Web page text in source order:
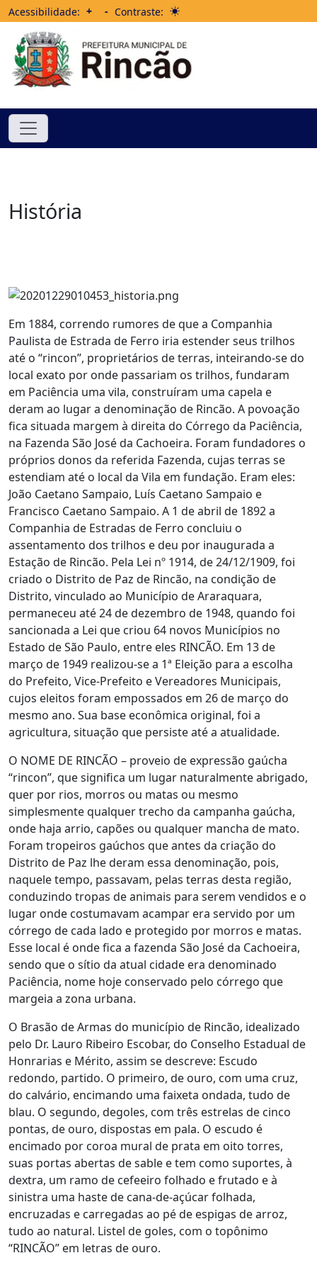
Acessibilidade: + - Contraste:
História
Em 1884, correndo rumores de que a Companhia
Paulista de Estrada de Ferro iria estender seus trilhos
até o “rincon”, proprietários de terras, inteirando-se do
local exato por onde passariam os trilhos, fundaram
em Paciência uma vila, construíram uma capela e
deram ao lugar a denominação de Rincão. A povoação
fica situada margem à direita do Córrego da Paciência,
na Fazenda São José da Cachoeira. Foram fundadores o
próprios donos da referida Fazenda, cujas terras se
estendiam até o local da Vila em fundação. Eram eles:
João Caetano Sampaio, Luís Caetano Sampaio e
Francisco Caetano Sampaio. A 1 de abril de 1892 a
Companhia de Estradas de Ferro concluiu o
assentamento dos trilhos e deu por inaugurada a
Estação de Rincão. Pela Lei nº 1914, de 24/12/1909, foi
criado o Distrito de Paz de Rincão, na condição de
Distrito, vinculado ao Município de Araraquara,
permaneceu até 24 de dezembro de 1948, quando foi
sancionada a Lei que criou 64 novos Municípios no
Estado de São Paulo, entre eles RINCÃO. Em 13 de
março de 1949 realizou-se a 1ª Eleição para a escolha
do Prefeito, Vice-Prefeito e Vereadores Municipais,
cujos eleitos foram empossados em 26 de março do
mesmo ano. Sua base econômica original, foi a
agricultura, situação que persiste até a atualidade.
O NOME DE RINCÃO – proveio de expressão gaúcha
“rincon”, que significa um lugar naturalmente abrigado,
quer por rios, morros ou matas ou mesmo
simplesmente qualquer trecho da campanha gaúcha,
onde haja arrio, capões ou qualquer mancha de mato.
Foram tropeiros gaúchos que antes da criação do
Distrito de Paz lhe deram essa denominação, pois,
naquele tempo, passavam, pelas terras desta região,
conduzindo tropas de animais para serem vendidos e o
lugar onde costumavam acampar era servido por um
córrego de cada lado e protegido por morros e matas.
Esse local é onde fica a fazenda São José da Cachoeira,
sendo que o sítio da atual cidade era denominado
Paciência, nome hoje conservado pelo córrego que
margeia a zona urbana.
O Brasão de Armas do município de Rincão, idealizado
pelo Dr. Lauro Ribeiro Escobar, do Conselho Estadual de
Honrarias e Mérito, assim se descreve: Escudo
redondo, partido. O primeiro, de ouro, com uma cruz,
do calvário, encimando uma faixeta ondada, tudo de
blau. O segundo, degoles, com três estrelas de cinco
pontas, de ouro, dispostas em pala. O escudo é
encimado por coroa mural de prata em oito torres,
suas portas abertas de sable e tem como suportes, à
dextra, um ramo de cefeeiro folhado e frutado e à
sinistra uma haste de cana-de-açúcar folhada,
encruzadas e carregadas ao pé de espigas de arroz,
tudo ao natural. Listel de goles, com o topônimo
“RINCÃO” em letras de ouro.